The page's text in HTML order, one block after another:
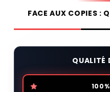
FACE AUX COPIES :
QUALITÉ